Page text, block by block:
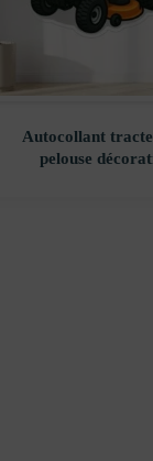
Autocollant
pelouse